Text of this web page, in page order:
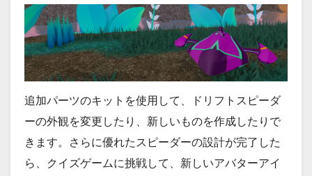
追加パーツのキットを使用して、ドリフトスピーダ
ーの外観を変更したり、新しいものを作成したりで
きます。さらに優れたスピーダーの設計が完了した
ら、クイズゲームに挑戦して、新しいアバターアイ